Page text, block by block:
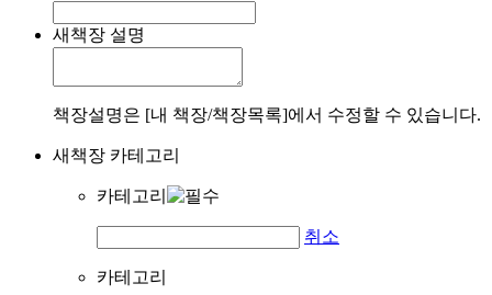
새책장 설명
책장설명은 [내 책장/책장목록]에서 수정할 수 있습니다.
새책장 카테고리
카테고리
취소
카테고리